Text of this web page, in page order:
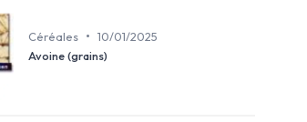
Céréales • 10/01/2025
Avoine (grains)